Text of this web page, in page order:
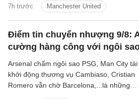
7h trước Manchester United
hữu tiền mùa giải với Paris Saint-
Germain.
Điểm tin chuyển nhượng 9/8:
cường hàng công với ngôi
Arsenal chấm ngôi sao PSG, Man City tái
khởi động thương vụ Cambiaso, Cristian
Romero vẫn chờ Barcelona,...là những